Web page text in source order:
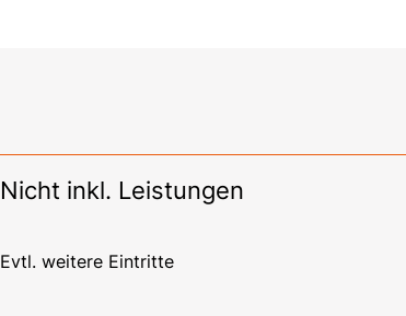
Nicht inkl. Leistungen
Evtl. weitere Eintritte